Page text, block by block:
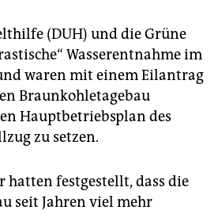
(DUH) und die Grüne
Wasserentnahme im
waren mit einem Eilantrag
Braunkohletagebau
Hauptbetriebsplan des
zu setzen.
hatten festgestellt, dass die
seit Jahren viel mehr